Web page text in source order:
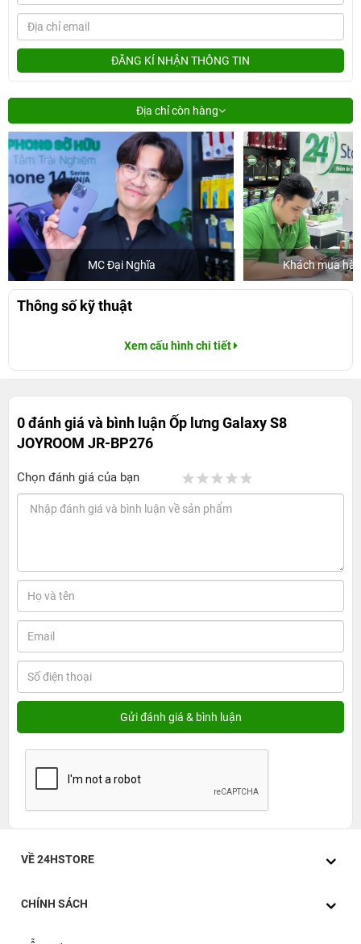
ĐĂNG KÍ NHẬN THÔNG TIN
Địa chỉ còn hàng
MC Đại Nghĩa Khách mua
Thông số kỹ thuật
Xem cấu hình chi tiết
0 đánh giá và bình luậnỐp lưng Galaxy S8
JOYROOM JR-BP276
Chọn đánh giá của bạn
VỀ 24HSTORE
CHÍNH SÁCH